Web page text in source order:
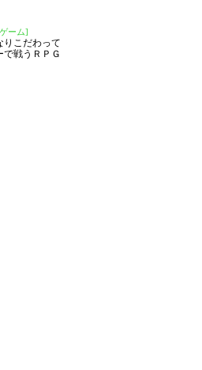
ーム]
りこだわって
で戦うＲＰＧ